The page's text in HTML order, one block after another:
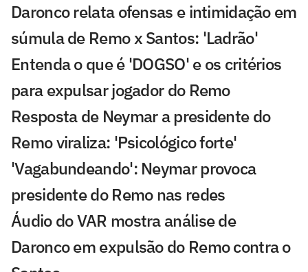
Daronco relata ofensas e intimidação em
súmula de Remo x Santos: 'Ladrão'
Entenda o que é 'DOGSO' e os critérios
para expulsar jogador do Remo
Resposta de Neymar a presidente do
Remo viraliza: 'Psicológico forte'
'Vagabundeando': Neymar provoca
presidente do Remo nas redes
Áudio do VAR mostra análise de
Daronco em expulsão do Remo contra o